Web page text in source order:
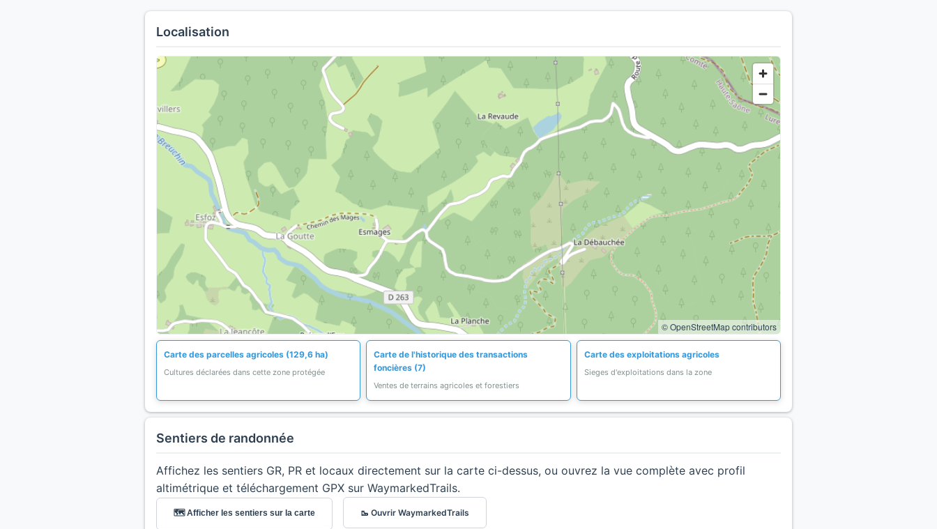
Localisation
© OpenStreetMap contributors
Carte des parcelles agricoles (129,6 ha)
Cultures déclarées dans cette zone protégée
Carte de l'historique des transactions
foncières (7)
Ventes de terrains agricoles et forestiers
Carte des exploitations agricoles
Sieges d'exploitations dans la zone
Sentiers de randonnée
Affichez les sentiers GR, PR et locaux directement sur la carte ci-dessus, ou ouvrez la vue complète avec profil
altimétrique et téléchargement GPX sur WaymarkedTrails.
🗺️ Afficher les sentiers sur la carte 🥾 Ouvrir WaymarkedTrails